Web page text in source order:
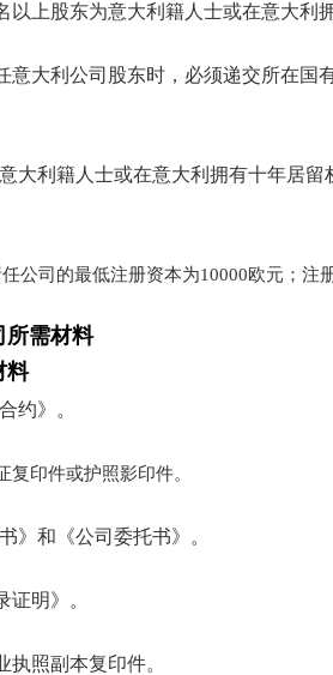
以上股东为意大利籍人士或在意大利
意大利公司股东时，必须递交所在国
大利籍人士或在意大利拥有十年居留
公司的最低注册资本为10000欧元；注
所需材料
料
约》。
复印件或护照影印件。
》和《公司委托书》。
证明》。
执照副本复印件。